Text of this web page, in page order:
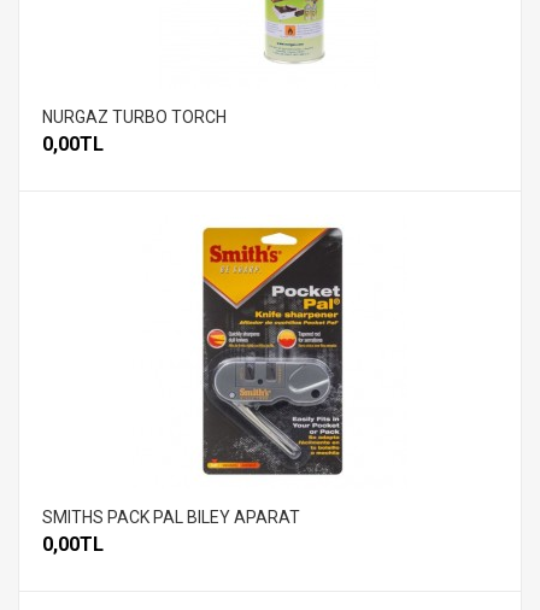
NURGAZ TURBO TORCH
0,00TL
SMITHS PACK PAL BILEY APARAT
0,00TL